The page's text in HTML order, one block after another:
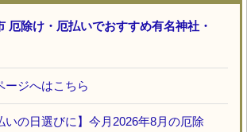
厄除け・厄払いでおすすめ有名神社・
ージへはこちら
いの日選びに】今月2026年8月の厄除